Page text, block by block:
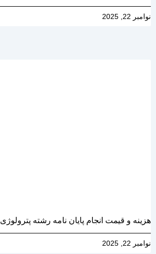
نوامبر 22, 2025
هزینه و قیمت انجام پایان نامه رشته پترولوژی
نوامبر 22, 2025